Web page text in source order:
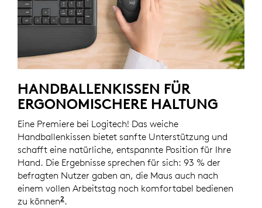
HANDBALLENKISSEN FÜR
ERGONOMISCHERE HALTUNG
Eine Premiere bei Logitech! Das weiche
Handballenkissen bietet sanfte Unterstützung und
schafft eine natürliche, entspannte Position für Ihre
Hand. Die Ergebnisse sprechen für sich: 93 % der
befragten Nutzer gaben an, die Maus auch nach
einem vollen Arbeitstag noch komfortabel bedienen
zu können2 Basierend auf einer Studie von Logitech
.